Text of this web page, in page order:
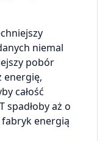
niemal
pobór
energię,
całość
aż o
energią